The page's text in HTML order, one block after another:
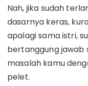
Nah, jika sudah
dasarnya keras,
apalagi sama istri,
bertanggung jawab
masalah kamu
pelet.